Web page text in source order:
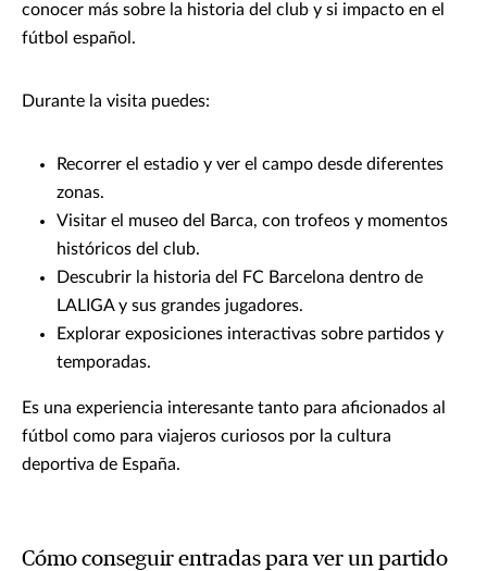
conocer más sobre la historia del club y si impacto en el
fútbol español.
Durante la visita puedes:
Recorrer el estadio y ver el campo desde diferentes
zonas.
Visitar el museo del Barca, con trofeos y momentos
históricos del club.
Descubrir la historia del FC Barcelona dentro de
LALIGA y sus grandes jugadores.
Explorar exposiciones interactivas sobre partidos y
temporadas.
Es una experiencia interesante tanto para aficionados al
fútbol como para viajeros curiosos por la cultura
deportiva de España.
Cómo conseguir entradas para ver un partido